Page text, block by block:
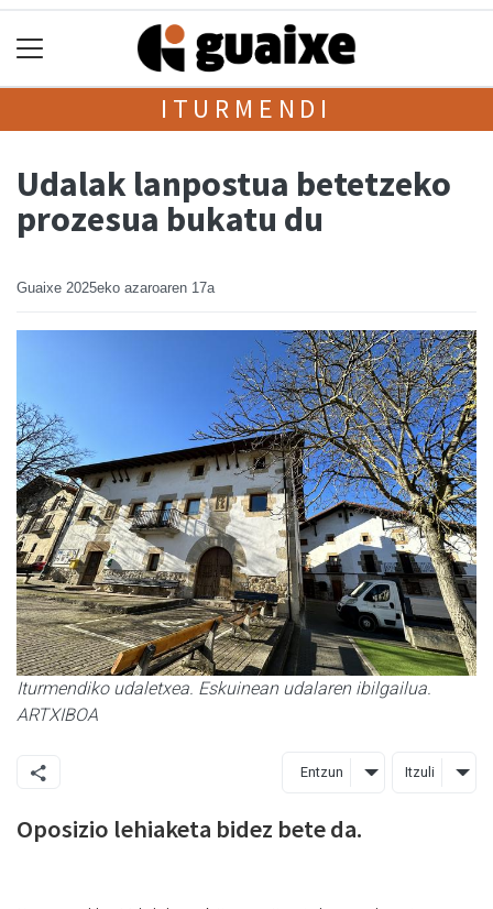
ITURMENDI
Udalak lanpostua betetzeko
prozesua bukatu du
Guaixe 2025eko azaroaren 17a
Iturmendiko udaletxea. Eskuinean udalaren ibilgailua.
ARTXIBOA
Entzun Itzuli
Oposizio lehiaketa bidez bete da.